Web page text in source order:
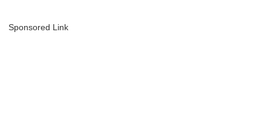
Sponsored Link